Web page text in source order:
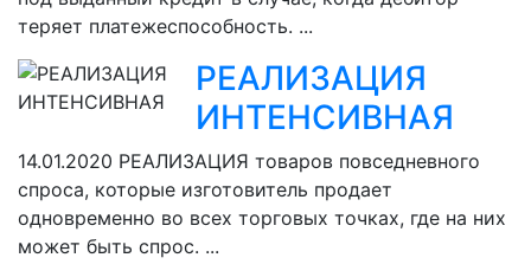
теряет платежеспособность. ...
РЕАЛИЗАЦИЯ
ИНТЕНСИВНАЯ
14.01.2020 РЕАЛИЗАЦИЯ товаров повседневного
спроса, которые изготовитель продает
одновременно во всех торговых точках, где на них
может быть спрос. ...